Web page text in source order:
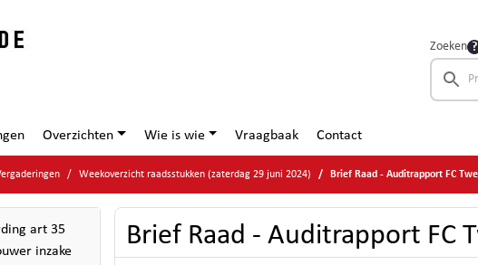
Zoeken
Overzichten Wie is wie Vraagbaak Contact
Weekoverzicht raadsstukken (zaterdag 29 juni 2024) Brief Raad - Auditrapport FC
art 35
inzake
Brief Raad - Auditrapport FC